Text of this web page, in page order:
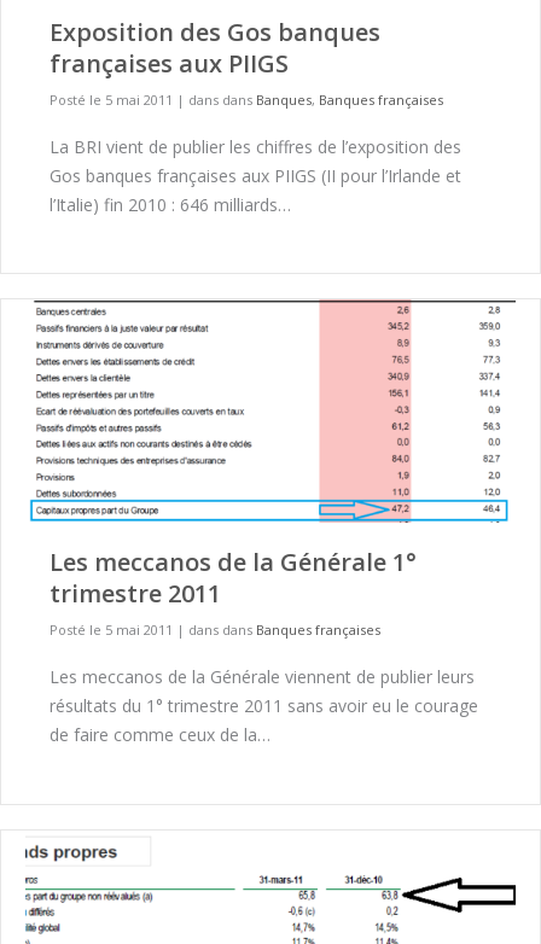
Exposition des Gos banques
françaises aux PIIGS
Posté le 5 mai 2011 | dans dans Banques, Banques françaises
La BRI vient de publier les chiffres de l’exposition des
Gos banques françaises aux PIIGS (II pour l’Irlande et
l’Italie) fin 2010 : 646 milliards…
Les meccanos de la Générale 1°
trimestre 2011
Posté le 5 mai 2011 | dans dans Banques françaises
Les meccanos de la Générale viennent de publier leurs
résultats du 1° trimestre 2011 sans avoir eu le courage
de faire comme ceux de la…